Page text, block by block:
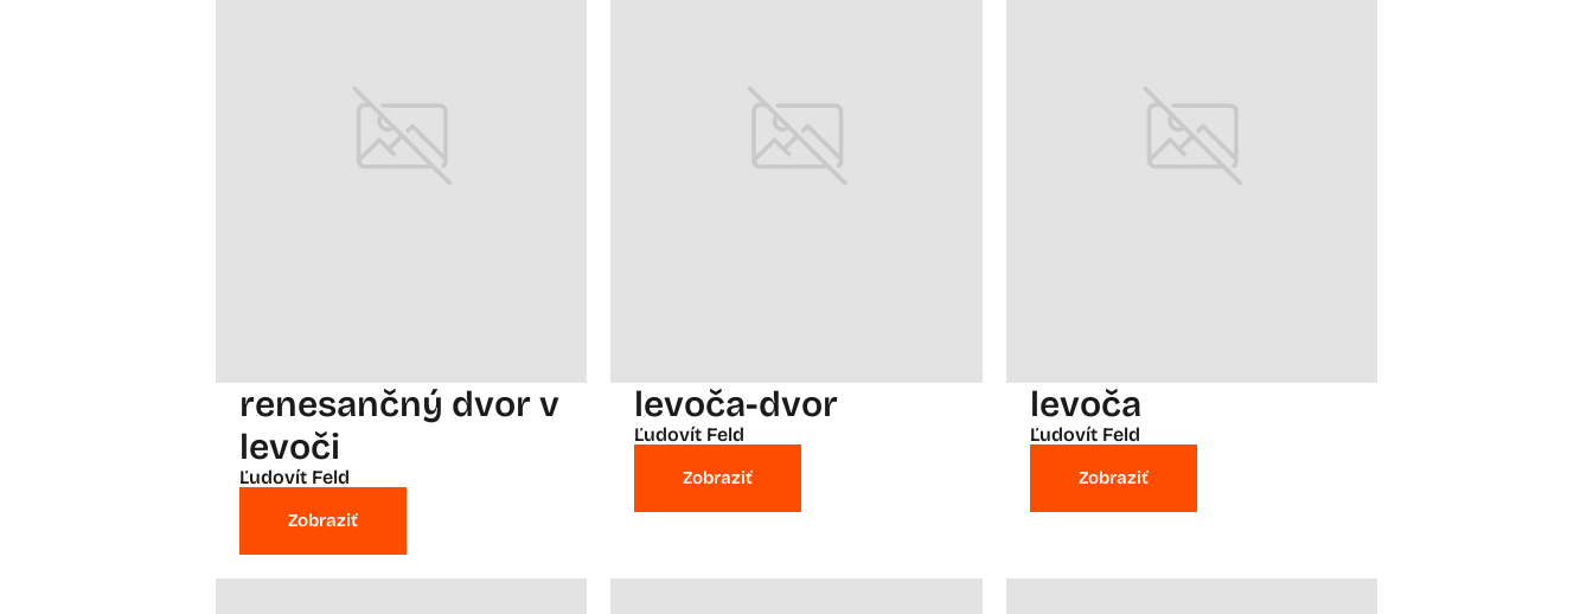
renesančný dvor v
levoči
Ľudovít Feld
Zobraziť
levoča-dvor
Ľudovít Feld
Zobraziť
levoča
Ľudovít Feld
Zobraziť